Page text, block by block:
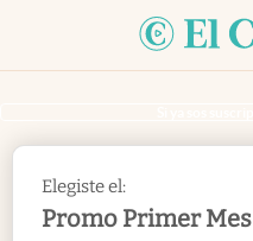
Elegiste el:
Promo Primer Mes